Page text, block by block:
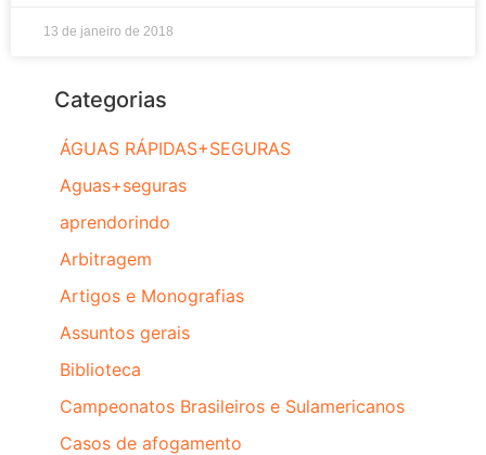
13 de janeiro de 2018
Categorias
ÁGUAS RÁPIDAS+SEGURAS
Aguas+seguras
aprendorindo
Arbitragem
Artigos e Monografias
Assuntos gerais
Biblioteca
Campeonatos Brasileiros e Sulamericanos
Casos de afogamento